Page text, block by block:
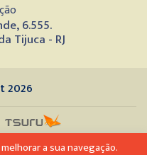
6.555.
Tijuca - RJ
2026
a sua navegação.